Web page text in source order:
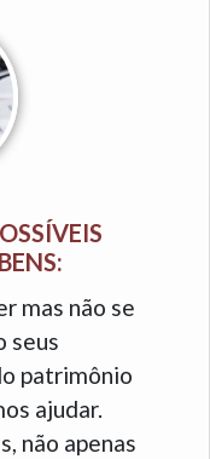
mas não se
seus
patrimônio
ajudar.
não apenas